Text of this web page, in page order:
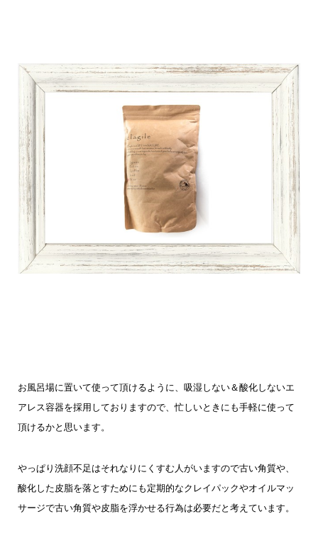
お風呂場に置いて使って頂けるように、吸湿しない＆酸化しないエ
アレス容器を採用しておりますので、忙しいときにも手軽に使って
頂けるかと思います。
やっぱり洗顔不足はそれなりにくすむ人がいますので古い角質や、
酸化した皮脂を落とすためにも定期的なクレイパックやオイルマッ
サージで古い角質や皮脂を浮かせる行為は必要だと考えています。